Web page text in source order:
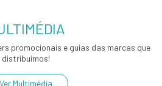
promocionais e guias das marcas que
distribuímos!
Ver Multimédia